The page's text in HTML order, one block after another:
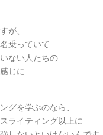
が、
乗っていて
ない人たちの
じに
グを学ぶのなら、
ライティング以上に